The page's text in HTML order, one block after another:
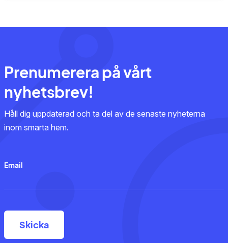
Prenumerera på vårt
nyhetsbrev!
Håll dig uppdaterad och ta del av de senaste nyheterna
inom smarta hem.
Email